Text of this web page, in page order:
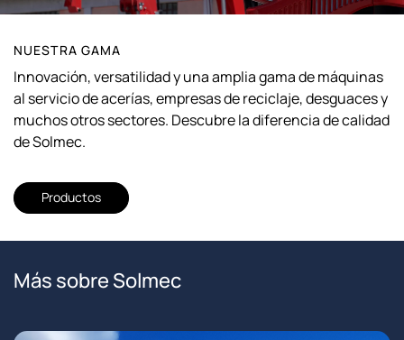
NUESTRA GAMA
Innovación, versatilidad y una amplia gama de máquinas
al servicio de acerías, empresas de reciclaje, desguaces y
muchos otros sectores. Descubre la diferencia de calidad
de Solmec.
Productos
Más sobre Solmec